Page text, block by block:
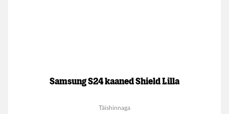
Samsung S24 kaaned Shield Lilla
Täishinnaga